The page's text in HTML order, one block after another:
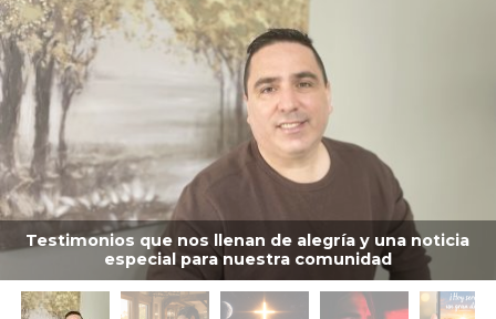
Testimonios que nos llenan de alegría y una noticia
especial para nuestra comunidad